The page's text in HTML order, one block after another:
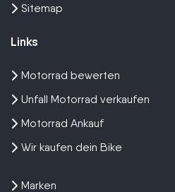
Sitemap
Links
Motorrad bewerten
Unfall Motorrad verkaufen
Motorrad Ankauf
Wir kaufen dein Bike
Marken